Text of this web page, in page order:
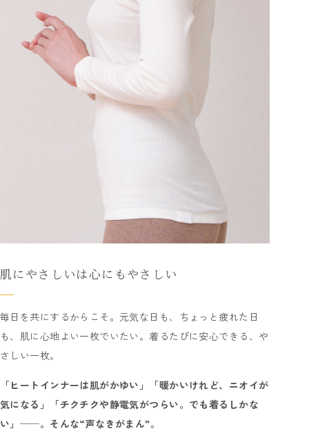
肌にやさしいは心にもやさしい
毎日を共にするからこそ。元気な日も、ちょっと疲れた日
も、肌に心地よい一枚でいたい。着るたびに安心できる、や
さしい一枚。
「ヒートインナーは肌がかゆい」「暖かいけれど、ニオイが
気になる」「チクチクや静電気がつらい。でも着るしかな
い」──。そんな“声なきがまん”。